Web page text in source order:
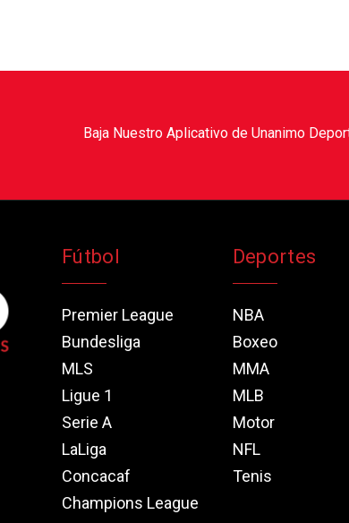
Baja Nuestro Aplicativo de Unanimo
Fútbol
Premier League
Bundesliga
MLS
Ligue 1
Serie A
LaLiga
Concacaf
Champions League
Deportes
NBA
Boxeo
MMA
MLB
Motor
NFL
Tenis